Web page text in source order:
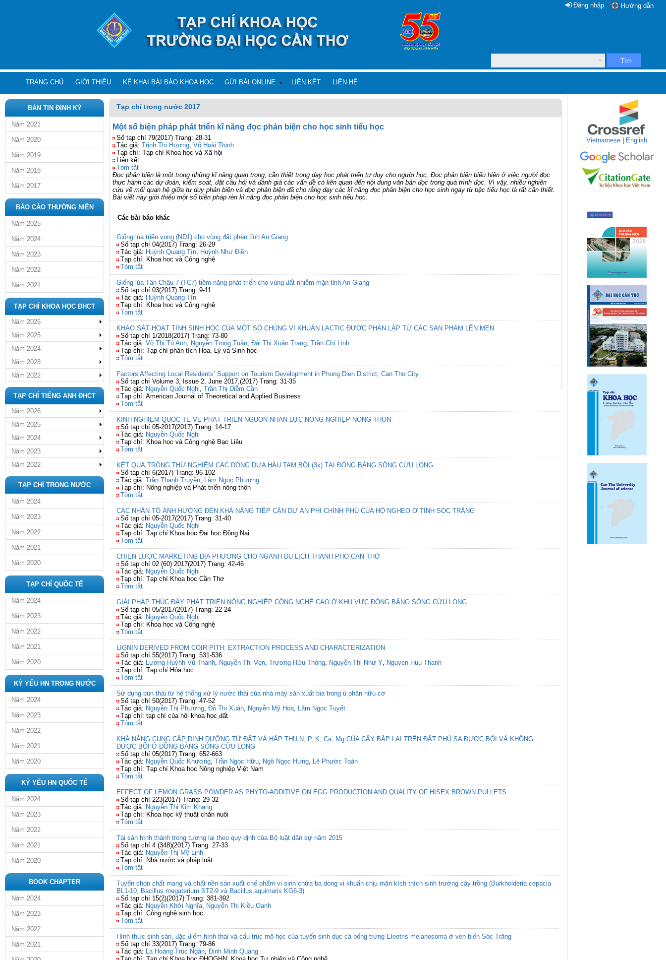
Hướng dẫn
Đăng nhập
Tìm
TRANG CHỦ GIỚI THIỆU KÊ KHAI BÀI BÁO KHOA HỌC GỬI BÀI ONLINE LIÊN KẾT LIÊN HỆ
BẢN TIN ĐỊNH KỲ
Năm 2021
Năm 2020
Năm 2019
Năm 2018
Năm 2017
BÁO CÁO THƯỜNG NIÊN
Năm 2025
Năm 2024
Năm 2023
Năm 2022
Năm 2021
TẠP CHÍ KHOA HỌC ĐHCT
Năm 2026
Năm 2025
Năm 2024
Năm 2023
Năm 2022
TẠP CHÍ TIẾNG ANH ĐHCT
Năm 2026
Năm 2025
Năm 2024
Năm 2023
Năm 2022
TẠP CHÍ TRONG NƯỚC
Năm 2024
Năm 2023
Năm 2022
Năm 2021
Năm 2020
TẠP CHÍ QUỐC TẾ
Năm 2024
Năm 2023
Năm 2022
Năm 2021
Năm 2020
KỶ YẾU HN TRONG NƯỚC
Năm 2024
Năm 2023
Năm 2022
Năm 2021
Năm 2020
KỶ YẾU HN QUỐC TẾ
Năm 2024
Năm 2023
Năm 2022
Năm 2021
Năm 2020
BOOK CHAPTER
Năm 2024
Năm 2023
Năm 2022
Năm 2021
Tạp chí trong nước 2017
Một số biện pháp phát triển kĩ năng đọc phản biện cho học sinh tiểu học
Số tạp chí 79(2017) Trang: 28-31
Tác giả: Trịnh Thị Hương, Võ Hoài Thịnh
Tạp chí: Tạp chí Khoa học và Xã hội
Liên kết:
Tóm tắt
Đọc phản biện là một trong những kĩ năng quan trọng, cần thiết trong dạy học phát triển tư duy cho người học. Đọc phản biện biểu hiện ở việc người đọc
thực hành các dự đoán, kiểm soát, đặt câu hỏi và đánh giá các vấn đề có liên quan đến nội dung văn bản đọc trong quá trình đọc. Vì vậy, nhiều nghiên
cứu về mối quan hệ giữa tư duy phản biện và đọc phản biện đã cho rằng dạy các kĩ năng đọc phản biện cho học sinh ngay từ bậc tiểu học là rất cần thiết.
Bài viết này giới thiệu một số biện pháp rèn kĩ năng đọc phản biện cho học sinh tiểu học.
Các bài báo khác
Giống lúa triển vọng (ND1) cho vùng đất phèn tỉnh An Giang
Số tạp chí 04(2017) Trang: 26-29
Tác giả: Huỳnh Quang Tín, Huỳnh Như Điền
Tạp chí: Khoa hoc và Công nghệ
Tóm tắt
Giống lúa Tân Châu 7 (TC7) tiềm năng phát triển cho vùng đất nhiễm mặn tỉnh An Giang
Số tạp chí 03(2017) Trang: 9-11
Tác giả: Huỳnh Quang Tín
Tạp chí: Khoa hoc và Công nghệ
Tóm tắt
KHẢO SÁT HOẠT TÍNH SINH HỌC CỦA MỘT SỐ CHỦNG VI KHUẨN LACTIC ĐƯỢC PHÂN LẬP TỪ CÁC SẢN PHẨM LÊN MEN
Số tạp chí 1/2018(2017) Trang: 73-80
Tác giả: Võ Thị Tú Anh, Nguyễn Trọng Tuân, Đái Thị Xuân Trang, Trần Chí Linh
Tạp chí: Tạp chí phân tích Hóa, Lý và Sinh học
Tóm tắt
Factors Affecting Local Residents’ Support on Tourism Development in Phong Dien District, Can Tho City
Số tạp chí Volume 3, Issue 2, June 2017,(2017) Trang: 31-35
Tác giả: Nguyễn Quốc Nghi, Trần Thị Diễm Cần
Tạp chí: American Journal of Theoretical and Applied Business
Tóm tắt
KINH NGHIỆM QUỐC TẾ VỀ PHÁT TRIỂN NGUỒN NHÂN LỰC NÔNG NGHIỆP NÔNG THÔN
Số tạp chí 05-2017(2017) Trang: 14-17
Tác giả: Nguyễn Quốc Nghi
Tạp chí: Khoa học và Công nghệ Bạc Liêu
Tóm tắt
KẾT QUẢ TRỒNG THỬ NGHIỆM CÁC DÒNG DƯA HẤU TAM BỘI (3x) TẠI ĐỒNG BẰNG SÔNG CỬU LONG
Số tạp chí 6(2017) Trang: 96-102
Tác giả: Trần Thanh Truyền, Lâm Ngọc Phương
Tạp chí: Nông nghiệp và Phát triển nông thôn
Tóm tắt
CÁC NHÂN TỐ ẢNH HƯỞNG ĐẾN KHẢ NĂNG TIẾP CẬN DỰ ÁN PHI CHÍNH PHỦ CỦA HỘ NGHÈO Ở TỈNH SÓC TRĂNG
Số tạp chí 05-2017(2017) Trang: 31-40
Tác giả: Nguyễn Quốc Nghi
Tạp chí: Tạp chí Khoa học Đại học Đồng Nai
Tóm tắt
CHIẾN LƯỢC MARKETING ĐỊA PHƯƠNG CHO NGÀNH DU LỊCH THÀNH PHỐ CẦN THƠ
Số tạp chí 02 (60) 2017(2017) Trang: 42-46
Tác giả: Nguyễn Quốc Nghi
Tạp chí: Tạp chí Khoa học Cần Thơ
Tóm tắt
GIẢI PHÁP THÚC ĐẨY PHÁT TRIỂN NÔNG NGHIỆP CÔNG NGHỆ CAO Ở KHU VỰC ĐỒNG BẰNG SÔNG CỬU LONG
Số tạp chí 05/2017(2017) Trang: 22-24
Tác giả: Nguyễn Quốc Nghi
Tạp chí: Khoa học và Công nghệ
Tóm tắt
LIGNIN DERIVED FROM COIR PITH: EXTRACTION PROCESS AND CHARACTERIZATION
Số tạp chí 55(2017) Trang: 531-536
Tác giả: Lương Huỳnh Vủ Thanh, Nguyễn Thị Vẹn, Trương Hữu Thông, Nguyễn Thị Như Ý, Nguyen Huu Thanh
Tạp chí: Tạp chí Hóa học
Tóm tắt
Sử dụng bùn thải từ hệ thống xử lý nước thải của nhà máy sản xuất bia trong ủ phân hữu cơ
Số tạp chí 50(2017) Trang: 47-52
Tác giả: Nguyễn Thị Phương, Đỗ Thị Xuân, Nguyễn Mỹ Hoa, Lâm Ngọc Tuyết
Tạp chí: tạp chí của hôi khoa học đất
Tóm tắt
KHẢ NĂNG CUNG CẤP DINH DƯỠNG TỪ ĐẤT VÀ HẤP THU N, P, K, Ca, Mg CỦA CÂY BẮP LAI TRÊN ĐẤT PHÙ SA ĐƯỢC BỒI VÀ KHÔNG
ĐƯỢC BỒI Ở ĐỒNG BẰNG SÔNG CỬU LONG
Số tạp chí 05(2017) Trang: 652-663
Tác giả: Nguyễn Quốc Khương, Trần Ngọc Hữu, Ngô Ngọc Hưng, Lê Phước Toàn
Tạp chí: Tạp chí Khoa học Nông nghiệp Việt Nam
Tóm tắt
EFFECT OF LEMON GRASS POWDER AS PHYTO-ADDITIVE ON EGG PRODUCTION AND QUALITY OF HISEX BROWN PULLETS
Số tạp chí 223(2017) Trang: 29-32
Tác giả: Nguyễn Thị Kim Khang
Tạp chí: Khoa học kỹ thuật chăn nuôi
Tóm tắt
Tài sản hình thành trong tương lai theo quy định của Bộ luật dân sự năm 2015
Số tạp chí 4 (348)(2017) Trang: 27-33
Tác giả: Nguyễn Thị Mỹ Linh
Tạp chí: Nhà nước và pháp luật
Tóm tắt
Tuyển chọn chất mang và chất nền sản xuất chế phẩm vi sinh chứa ba dòng vi khuẩn chịu mặn kích thích sinh trưởng cây trồng (Burkholderia cepacia
BL1-10, Bacillus megaterium ST2-9 và Bacillus aquimaris KG6-3)
Số tạp chí 15(2)(2017) Trang: 381-392
Tác giả: Nguyễn Khởi Nghĩa, Nguyễn Thị Kiều Oanh
Tạp chí: Công nghệ sinh học
Tóm tắt
Hình thức sinh sản, đặc điểm hình thái và cấu trúc mô học của tuyến sinh dục cá bống trứng Eleotris melanosoma ở ven biển Sóc Trăng
Số tạp chí 33(2017) Trang: 79-86
Tác giả: La Hoàng Trúc Ngân, Đinh Minh Quang
Vietnamese English